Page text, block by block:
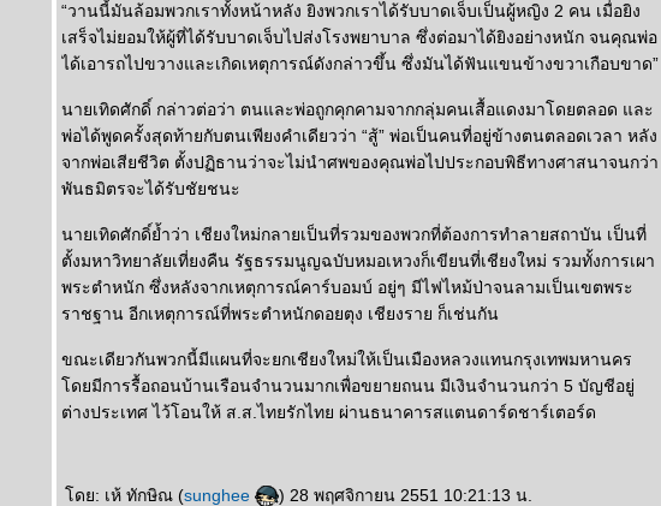
“วานนี้มันล้อมพวกเราทั้งหน้าหลัง ยิงพวกเราได้รับบาดเจ็บเป็นผู้หญิง 2 คน เมื่อยิง
เสร็จไม่ยอมให้ผู้ที่ได้รับบาดเจ็บไปส่งโรงพยาบาล ซึ่งต่อมาได้ยิงอย่างหนัก จนคุณพ่อ
ได้เอารถไปขวางและเกิดเหตุการณ์ดังกล่าวขึ้น ซึ่งมันได้ฟันแขนข้างขวาเกือบขาด”
นายเทิดศักดิ์ กล่าวต่อว่า ตนและพ่อถูกคุกคามจากกลุ่มคนเสื้อแดงมาโดยตลอด และ
พ่อได้พูดครั้งสุดท้ายกับตนเพียงคำเดียวว่า “สู้” พ่อเป็นคนที่อยู่ข้างตนตลอดเวลา หลัง
จากพ่อเสียชีวิต ตั้งปฏิธานว่าจะไม่นำศพของคุณพ่อไปประกอบพิธีทางศาสนาจนกว่า
พันธมิตรจะได้รับชัยชนะ
นายเทิดศักดิ์ย้ำว่า เชียงใหม่กลายเป็นที่รวมของพวกที่ต้องการทำลายสถาบัน เป็นที่
ตั้งมหาวิทยาลัยเที่ยงคืน รัฐธรรมนูญฉบับหมอเหวงก็เขียนที่เชียงใหม่ รวมทั้งการเผา
พระตำหนัก ซึ่งหลังจากเหตุการณ์คาร์บอมบ์ อยู่ๆ มีไฟไหม้ป่าจนลามเป็นเขตพระ
ราชฐาน อีกเหตุการณ์ที่พระตำหนักดอยตุง เชียงราย ก็เช่นกัน
ขณะเดียวกันพวกนี้มีแผนที่จะยกเชียงใหม่ให้เป็นเมืองหลวงแทนกรุงเทพมหานคร
ดยมีการรื้อถอนบ้านเรือนจำนวนมากเพื่อขยายถนน มีเงินจำนวนกว่า 5 บัญชีอยู่
ต่างประเทศ ไว้โอนให้ ส.ส.ไทยรักไทย ผ่านธนาคารสแตนดาร์ดชาร์เตอร์ด
ดย: เห้ ทักษิณ (sunghee ) 28 พฤศจิกายน 2551 10:21:13 น.